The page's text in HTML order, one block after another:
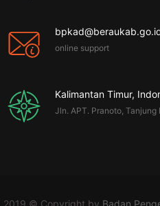
online support
Kalimantan Timur,
Jln. APT. Pranoto, Tanjung